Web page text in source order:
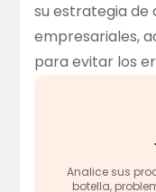
su estrategia de
empresariales,
para evitar los
Analice sus
botella,